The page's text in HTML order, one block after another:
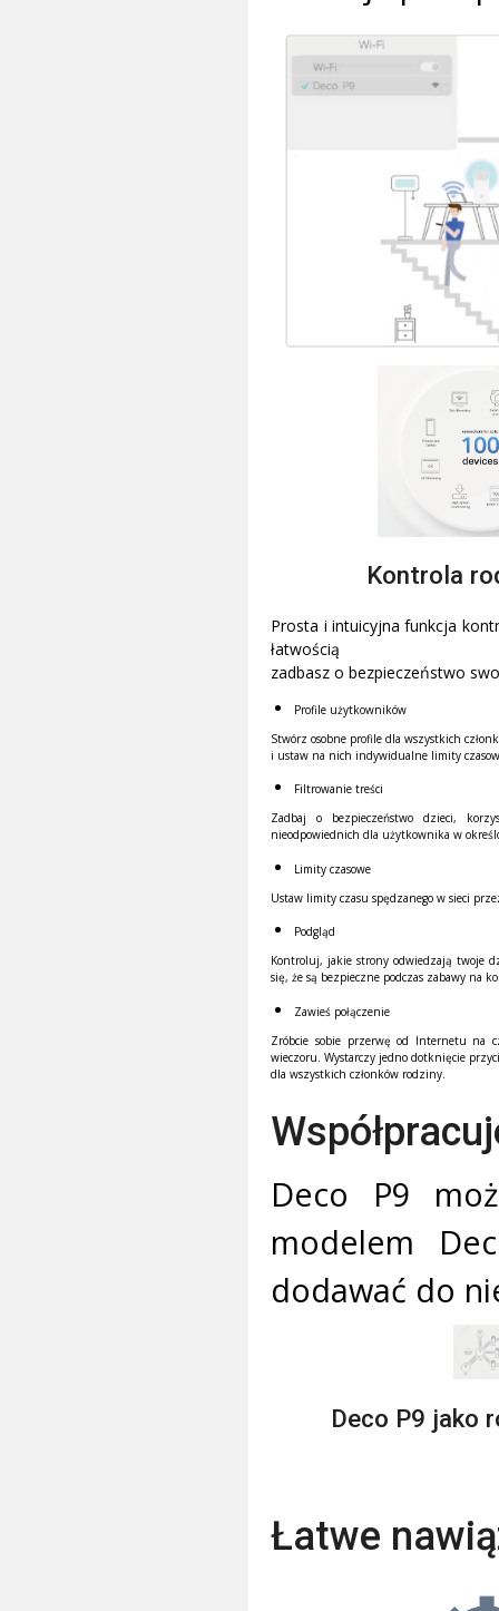
Kontrola
Prosta i intuicyjna funkcja
łatwością
zadbasz o bezpieczeństwo
Profile użytkowników
Stwórz osobne profile dla wszystkich
i ustaw na nich indywidualne limity
Filtrowanie treści
Zadbaj o bezpieczeństwo dzieci,
nieodpowiednich dla użytkownika w
Limity czasowe
Ustaw limity czasu spędzanego w sieci
Podgląd
Kontroluj, jakie strony odwiedzają twoje
się, że są bezpieczne podczas zabawy na
Zawieś połączenie
Zróbcie sobie przerwę od Internetu na
wieczoru. Wystarczy jedno dotknięcie
dla wszystkich członków rodziny.
Deco P9
modelem
dodawać do
Deco P9 jako
Łatwe